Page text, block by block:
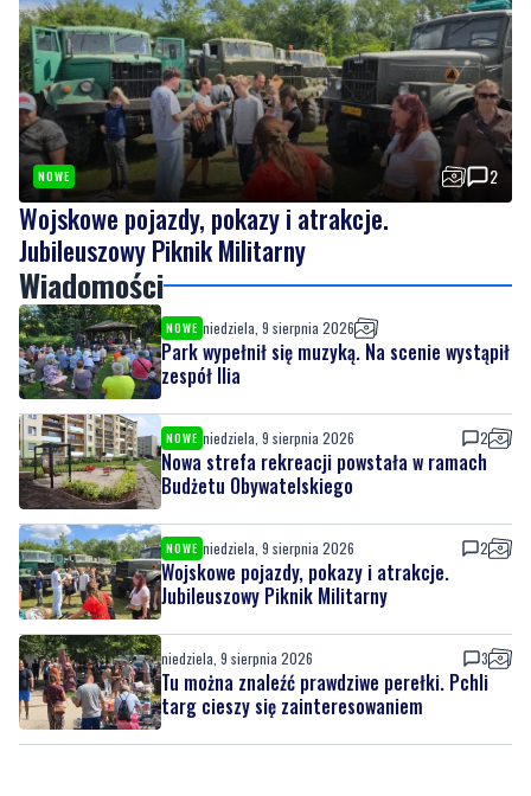
NOWE 2
Wojskowe pojazdy, pokazy i atrakcje.
Jubileuszowy Piknik Militarny
Wiadomości
NOWE niedziela, 9 sierpnia 2026
Park wypełnił się muzyką. Na scenie wystąpił
zespół Ilia
NOWE niedziela, 9 sierpnia 2026 2
Nowa strefa rekreacji powstała w ramach
NOWE niedziela, 9 sierpnia 2026 2
Wojskowe pojazdy, pokazy i atrakcje.
niedziela, 9 sierpnia 2026
Tu można znaleźć prawdziwe perełki. Pchli